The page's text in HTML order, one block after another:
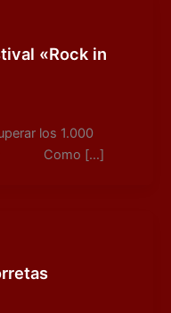
«Rock in
los 1.000
Como […]